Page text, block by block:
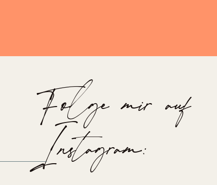
Folge mir auf
Instagram: